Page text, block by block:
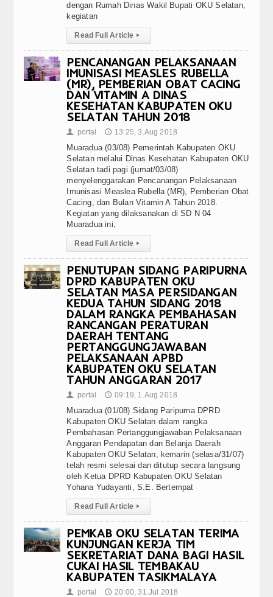
dengan Rumah Dinas Wakil Bupati OKU Selatan,
kegiatan
Read Full Article ▸
PENCANANGAN PELAKSANAAN
IMUNISASI MEASLES RUBELLA
(MR), PEMBERIAN OBAT CACING
DAN VITAMIN A DINAS
KESEHATAN KABUPATEN OKU
SELATAN TAHUN 2018
👤 portal 🕔 13:25, 3.Aug 2018
Muaradua (03/08) Pemerintah Kabupaten OKU
Selatan melalui Dinas Kesehatan Kabupaten OKU
Selatan tadi pagi (jumat/03/08)
menyelenggarakan Pencanangan Pelaksanaan
Imunisasi Measlea Rubella (MR), Pemberian Obat
Cacing, dan Bulan Vitamin A Tahun 2018.
Kegiatan yang dilaksanakan di SD N 04
Muaradua ini,
Read Full Article ▸
PENUTUPAN SIDANG PARIPURNA
DPRD KABUPATEN OKU
SELATAN MASA PERSIDANGAN
KEDUA TAHUN SIDANG 2018
DALAM RANGKA PEMBAHASAN
RANCANGAN PERATURAN
DAERAH TENTANG
PERTANGGUNGJAWABAN
PELAKSANAAN APBD
KABUPATEN OKU SELATAN
TAHUN ANGGARAN 2017
👤 portal 🕔 09:19, 1.Aug 2018
Muaradua (01/08) Sidang Paripurna DPRD
Kabupaten OKU Selatan dalam rangka
Pembahasan Pertanggungjawaban Pelaksanaan
Anggaran Pendapatan dan Belanja Daerah
Kabupaten OKU Selatan, kemarin (selasa/31/07)
telah resmi selesai dan ditutup secara langsung
oleh Ketua DPRD Kabupaten OKU Selatan
Yohana Yudayanti, S.E. Bertempat
Read Full Article ▸
PEMKAB OKU SELATAN TERIMA
KUNJUNGAN KERJA TIM
SEKRETARIAT DANA BAGI HASIL
CUKAI HASIL TEMBAKAU
KABUPATEN TASIKMALAYA
👤 portal 🕔 20:00, 31.Jul 2018